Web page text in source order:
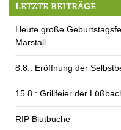
LETZTE BEITRÄGE
Heute große
Marstall
8.8.: Eröffnung der
15.8.: Grillfeier der
RIP Blutbuche